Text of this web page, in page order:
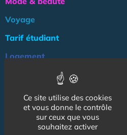
Voyage
Tarif étudiant
Logement
Argent
Association
NOS AUTRES SITES :
Ce site utilise des cookies
et vous donne le contrôle
sur ceux que vous
souhaitez activer